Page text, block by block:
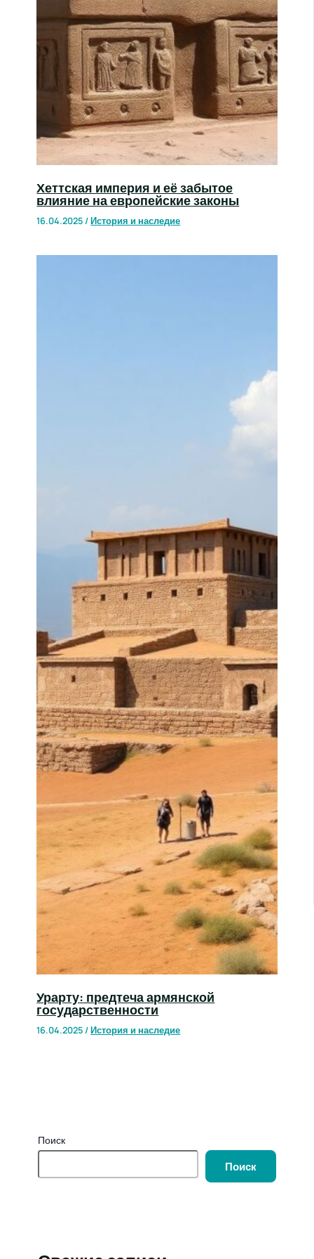
Хеттская империя и её забытое
влияние на европейские законы
16.04.2025/История и наследие
Урарту: предтеча армянской
государственности
16.04.2025/История и наследие
Поиск
Поиск